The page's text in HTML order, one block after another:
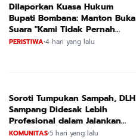
Dilaporkan Kuasa Hukum
Bupati Bombana: Manton Buka
Suara "Kami Tidak Pernah
Menutup Ruang Hak Jawab"
PERISTIWA•4 hari yang lalu
Soroti Tumpukan Sampah, DLH
Sampang Didesak Lebih
Profesional dalam Jalankan
Tugas
KOMUNITAS•5 hari yang lalu